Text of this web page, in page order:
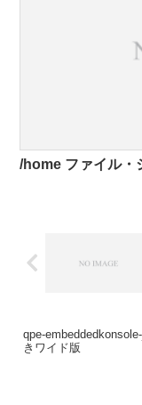
/home ファイル・
qpe-
きワイド版